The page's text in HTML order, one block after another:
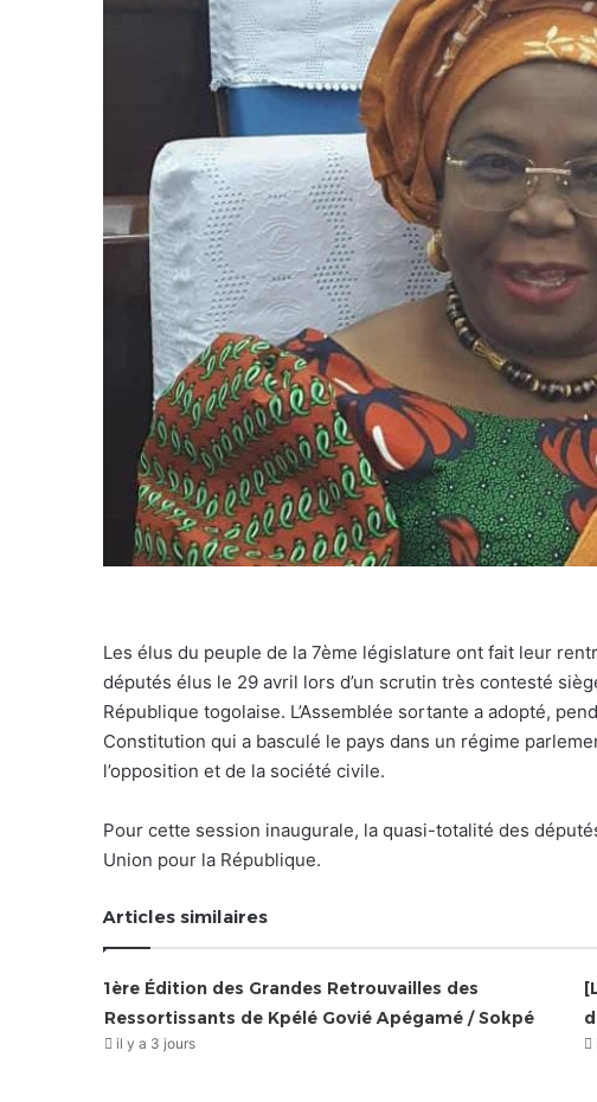
Les élus du peuple de la 7ème législature ont fait leur
députés élus le 29 avril lors d’un scrutin très contesté
République togolaise. L’Assemblée sortante a adopté,
Constitution qui a basculé le pays dans un régime
l’opposition et de la société civile.
Pour cette session inaugurale, la quasi-totalité des
Union pour la République.
Articles similaires
1ère Édition des Grandes Retrouvailles des
Ressortissants de Kpélé Govié Apégamé / Sokpé
il y a 3 jours